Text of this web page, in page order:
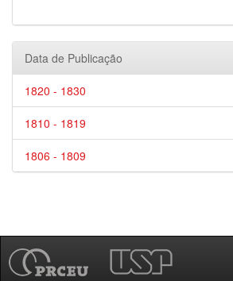
Data de Publicação
1820 - 1830
1810 - 1819
1806 - 1809